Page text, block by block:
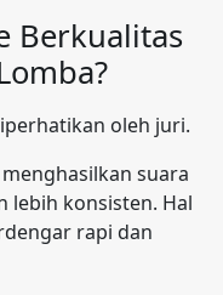
Berkualitas
oleh juri.
suara
lebih konsisten. Hal
rapi dan